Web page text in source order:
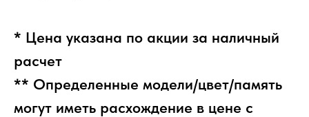
* Цена указана по акции за наличный
расчет
** Определенные модели/цвет/память
могут иметь расхождение в цене с